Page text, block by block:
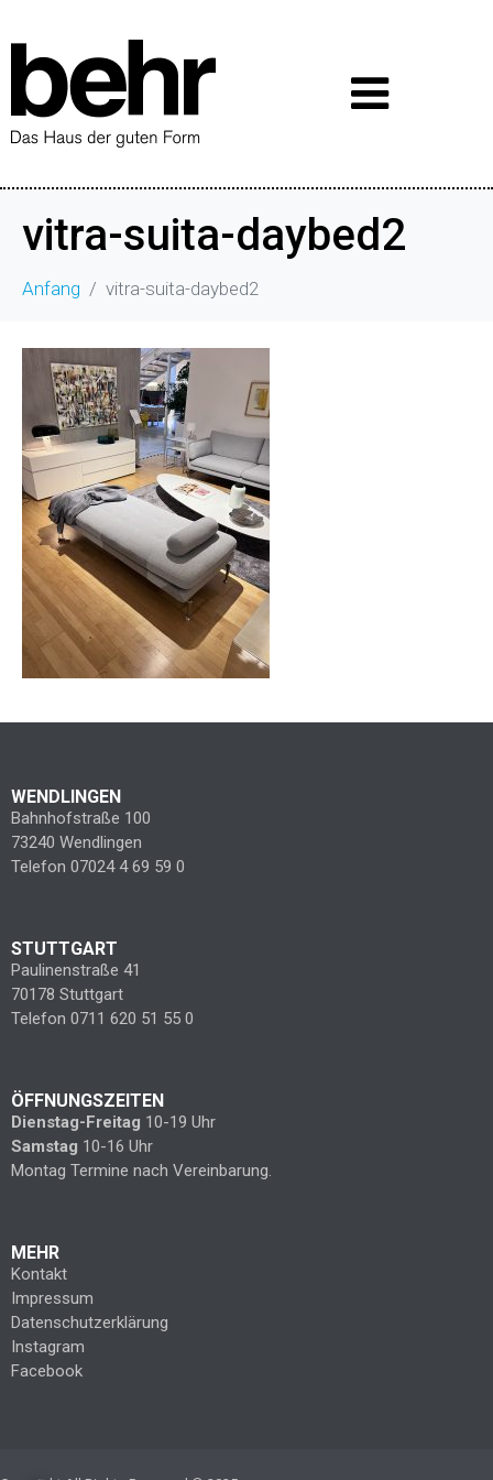
vitra-suita-daybed2
Anfang vitra-suita-daybed2
WENDLINGEN
Bahnhofstraße 100
73240 Wendlingen
Telefon 07024 4 69 59 0
STUTTGART
Paulinenstraße 41
70178 Stuttgart
Telefon 0711 620 51 55 0
ÖFFNUNGSZEITEN
Dienstag-Freitag 10-19 Uhr
Samstag 10-16 Uhr
Montag Termine nach Vereinbarung.
MEHR
Kontakt
Impressum
Datenschutzerklärung
Instagram
Facebook